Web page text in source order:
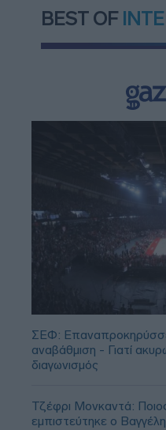
BEST OF
ΣΕΦ:
αναβάθμιση - Γιατί
διαγωνισμός
Τζέφρι Μονκαντά:
εμπιστεύτηκε ο